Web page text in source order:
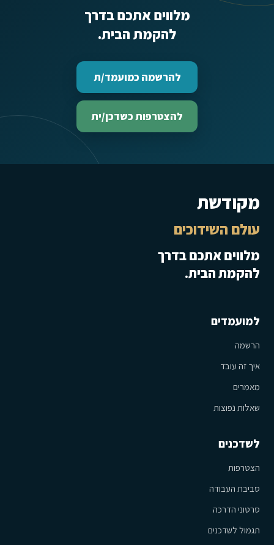
מלווים אתכם בדרך
להקמת הבית.
להרשמה כמועמד/ת
להצטרפות כשדכן/ית
מקודשת
עולם השידוכים
מלווים אתכם בדרך
להקמת הבית.
למועמדים
הרשמה
איך זה עובד
מאמרים
שאלות נפוצות
לשדכנים
הצטרפות
סביבת העבודה
סרטוני הדרכה
תגמול לשדכנים